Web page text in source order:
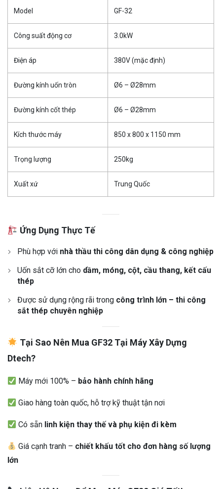
Model GF-32
Công suất động cơ 3.0kW
Điện áp 380V (mặc định)
Đường kính uốn tròn Ø6 – Ø28mm
Đường kính cốt thép Ø6 – Ø28mm
Kích thước máy 850 x 800 x 1150 mm
Trọng lượng 250kg
Xuất xứ Trung Quốc
Ứng Dụng Thực Tế
Phù hợp với nhà thầu thi công dân dụng & công nghiệp
Uốn sắt cỡ lớn cho dầm, móng, cột, cầu thang, kết cấu
thép
Được sử dụng rộng rãi trong công trình lớn – thi công
sắt thép chuyên nghiệp
Tại Sao Nên Mua GF32 Tại Máy Xây Dựng
Dtech?
Máy mới 100% – bảo hành chính hãng
Giao hàng toàn quốc, hỗ trợ kỹ thuật tận nơi
Có sẵn linh kiện thay thế và phụ kiện đi kèm
Giá cạnh tranh – chiết khấu tốt cho đơn hàng số lượng
lớn